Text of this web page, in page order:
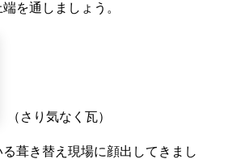
を通しましょう。
（さり気なく瓦）
葺き替え現場に顔出してきまし